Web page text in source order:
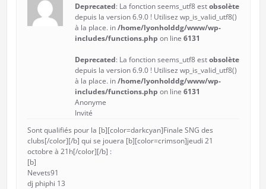
Deprecated: La fonction seems_utf8 estobsolète
depuis la version 6.9.0 ! Utilisez wp_is_valid_utf8()
à la place. in/home/lyonholddg/www/wp-
includes/functions.php on line 6131
Deprecated: La fonction seems_utf8 estobsolète
depuis la version 6.9.0 ! Utilisez wp_is_valid_utf8()
à la place. in/home/lyonholddg/www/wp-
includes/functions.php on line 6131
Anonyme
Invité
Sont qualifiés pour la [b][color=darkcyan]Finale SNG des
clubs[/color][/b] qui se jouera [b][color=crimson]jeudi 21
octobre à 21h[/color][/b] :
[b]
Nevets91
dj phiphi 13